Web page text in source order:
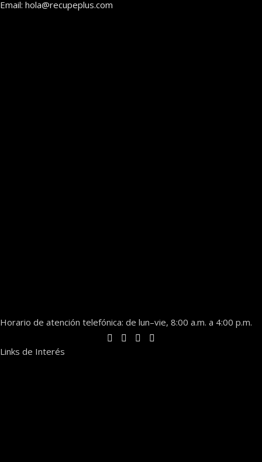
Email: hola@recupeplus.com
Horario de atención telefónica: de lun–vie, 8:00 a.m. a 4:00 p.m.
Links de Interés